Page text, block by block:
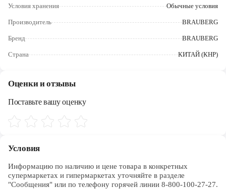
Северодвинск
Череповец
Условия хранения Обычные условия
Производитель BRAUBERG
Бренд BRAUBERG
Страна КИТАЙ (КНР)
Оценки и отзывы
Поставьте вашу оценку
Условия
Информацию по наличию и цене товара в конкретных
супермаркетах и гипермаркетах уточняйте в разделе
"Сообщения" или по телефону горячей линии 8-800-100-27-27.